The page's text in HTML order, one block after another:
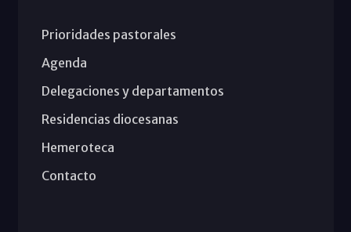
Prioridades pastorales
Agenda
Delegaciones y departamentos
Residencias diocesanas
Hemeroteca
Contacto